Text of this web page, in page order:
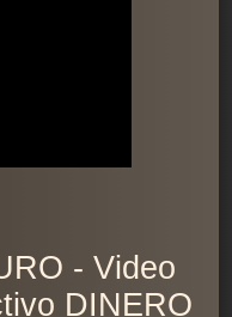
- Video
DINERO